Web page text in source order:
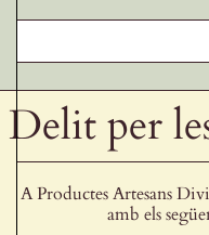
Delit per
A Productes Artesans
amb els